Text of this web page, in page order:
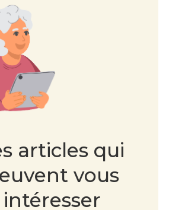
articles qui
vous
intéresser